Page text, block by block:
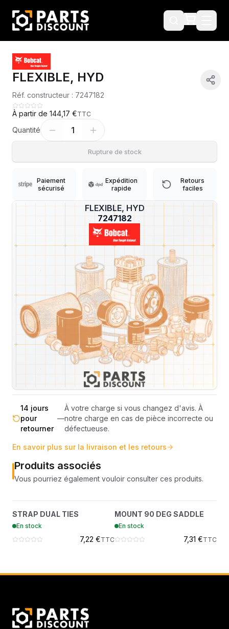
?
FLEXIBLE, HYD
7247182
FLEXIBLE, HYD
Réf. constructeur : 7247182
À partir de 144,17 €TTC
Quantité 1
Rupture de stock
Paiement
sécurisé
Expédition
rapide
Retours
faciles
Machines compatibles
Expédition et Retours
sous 48-
72h
—
Sous réserve de disponibilité des stocks.
Livraison estimée 24h/48h par les
transporteurs.
France
métropolitaine
Livraison exclusivement en France
métropolitaine (hors Corse et DOM-
TOM).
totale
Pas de surprise : le coût exact est
calculé selon le poids et le volume de
votre commande avant paiement.
14 jours
pour
retourner
—
À votre charge si vous changez d'avis. À
notre charge en cas de pièce incorrecte ou
défectueuse.
En savoir plus sur la livraison et les retours
Produits associés
Vous pourriez également vouloir consulter ces produits.
?
6678668
STRAP DUAL TIES
En stock
7,22 €TTC
?
6678818
MOUNT 90 DEG SADDLE
En stock
7,31 €TTC